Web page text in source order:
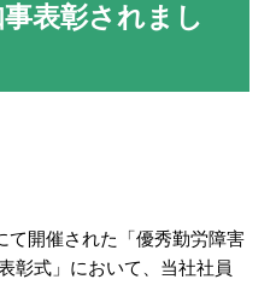
表彰されまし
て開催された「優秀勤労障害
彰式」において、当社社員